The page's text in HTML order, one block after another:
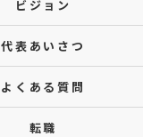
ビジョン
代表あいさつ
よくある質問
転職